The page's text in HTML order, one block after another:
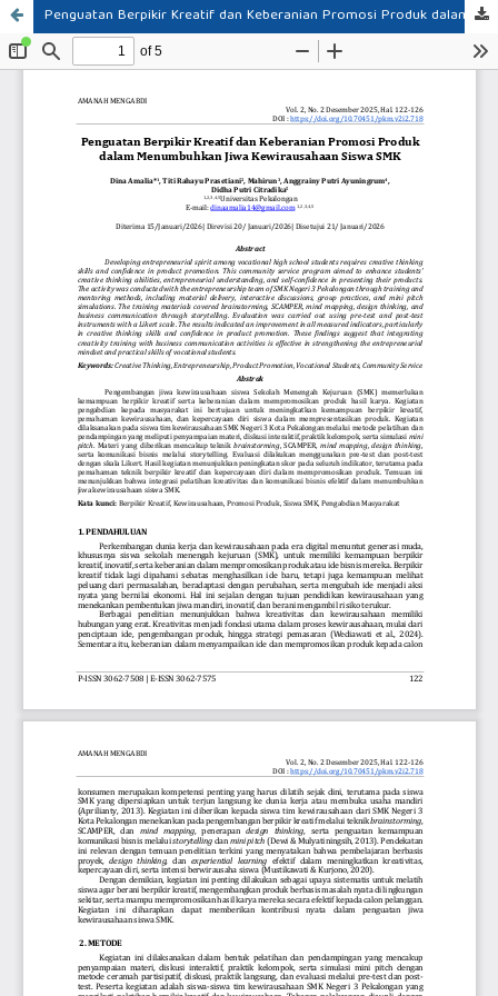
Penguatan Berpikir Kreatif dan Keberanian Promosi Produk dalam Menumbuhkan Jiwa Kewirausahaan Siswa SMK